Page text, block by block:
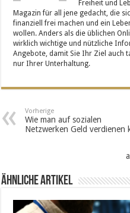
Freiheit und
Magazin für all jene gedacht, die
finanziell frei machen und ein
wollen. Anders als die üblichen
wirklich wichtige und nützliche
Angebote, damit Sie Ihr Ziel auch
nur Ihrer Unterhaltung.
Vorherige
Wie man auf sozialen
Netzwerken Geld verdienen
Ähnliche Artikel